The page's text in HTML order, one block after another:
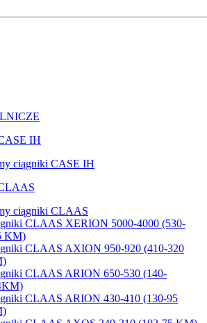
IH
ciągniki CASE IH
ciągniki CLAAS
CLAAS XERION 5000-4000 (530-
KM)
CLAAS AXION 950-920 (410-320
CLAAS ARION 650-530 (140-
CLAAS ARION 430-410 (130-95